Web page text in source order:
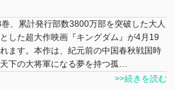
、累計発行部数3800万部を突破した大人
した超大作映画『キングダム』が4月19
ます。本作は、紀元前の中国春秋戦国時
下の大将軍になる夢を持つ孤…
>>続きを読む